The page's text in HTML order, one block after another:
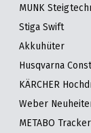
MUNK
Stiga Swift
Akkuhüter
Husqvarna
KÄRCHER
Weber
METABO Tracker